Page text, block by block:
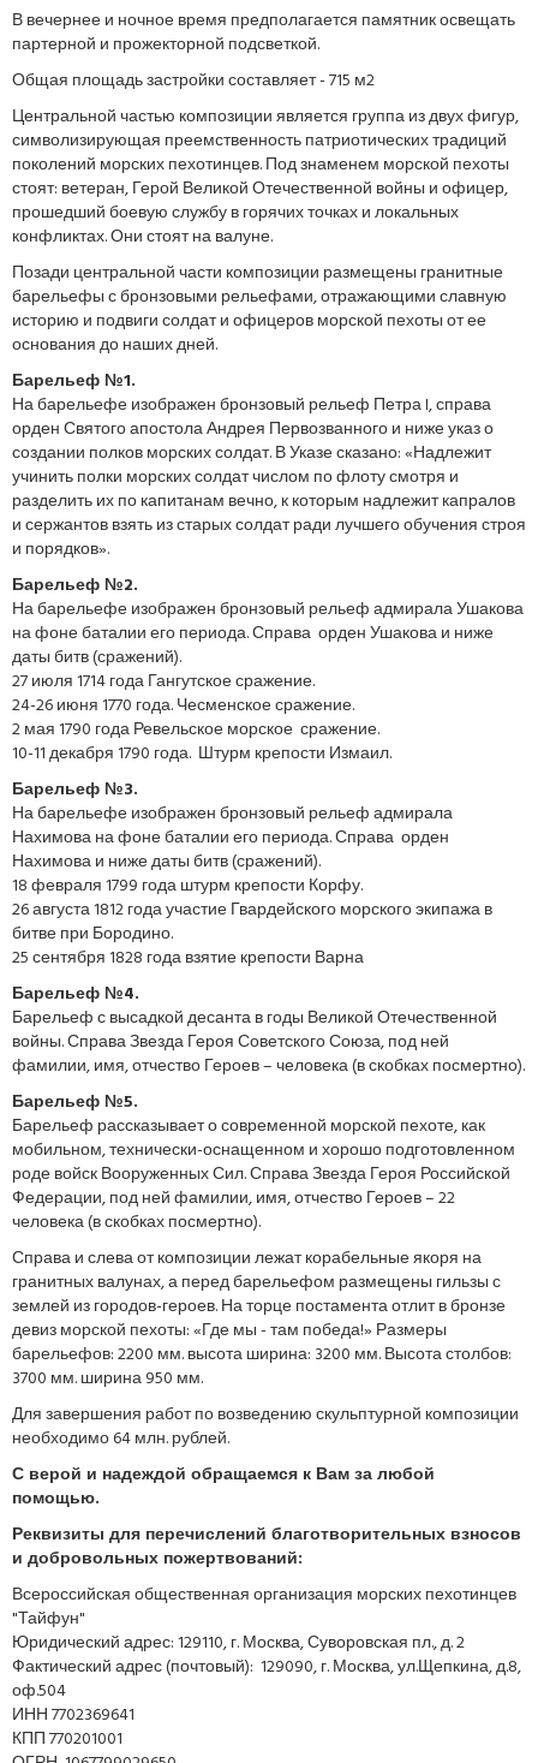
В вечернее и ночное время предполагается памятник освещать
партерной и прожекторной подсветкой.
Общая площадь застройки составляет - 715 м2
Центральной частью композиции является группа из двух фигур,
символизирующая преемственность патриотических традиций
поколений морских пехотинцев. Под знаменем морской пехоты
стоят: ветеран, Герой Великой Отечественной войны и офицер,
прошедший боевую службу в горячих точках и локальных
конфликтах. Они стоят на валуне.
Позади центральной части композиции размещены гранитные
барельефы с бронзовыми рельефами, отражающими славную
историю и подвиги солдат и офицеров морской пехоты от ее
основания до наших дней.
Барельеф №1.
На барельефе изображен бронзовый рельеф Петра I, справа
орден Святого апостола Андрея Первозванного и ниже указ о
создании полков морских солдат. В Указе сказано: «Надлежит
учинить полки морских солдат числом по флоту смотря и
разделить их по капитанам вечно, к которым надлежит капралов
и сержантов взять из старых солдат ради лучшего обучения строя
и порядков».
Барельеф №2.
На барельефе изображен бронзовый рельеф адмирала Ушакова
на фоне баталии его периода. Справа орден Ушакова и ниже
даты битв (сражений).
27 июля 1714 года Гангутское сражение.
24-26 июня 1770 года. Чесменское сражение.
2 мая 1790 года Ревельское морское сражение.
10-11 декабря 1790 года. Штурм крепости Измаил.
Барельеф №3.
На барельефе изображен бронзовый рельеф адмирала
Нахимова на фоне баталии его периода. Справа орден
Нахимова и ниже даты битв (сражений).
18 февраля 1799 года штурм крепости Корфу.
26 августа 1812 года участие Гвардейского морского экипажа в
битве при Бородино.
25 сентября 1828 года взятие крепости Варна
Барельеф №4.
Барельеф с высадкой десанта в годы Великой Отечественной
войны. Справа Звезда Героя Советского Союза, под ней
фамилии, имя, отчество Героев – человека (в скобках посмертно).
Барельеф №5.
Барельеф рассказывает о современной морской пехоте, как
мобильном, технически-оснащенном и хорошо подготовленном
роде войск Вооруженных Сил. Справа Звезда Героя Российской
Федерации, под ней фамилии, имя, отчество Героев – 22
человека (в скобках посмертно).
Справа и слева от композиции лежат корабельные якоря на
гранитных валунах, а перед барельефом размещены гильзы с
землей из городов-героев. На торце постамента отлит в бронзе
девиз морской пехоты: «Где мы - там победа!» Размеры
барельефов: 2200 мм. высота ширина: 3200 мм. Высота столбов:
3700 мм. ширина 950 мм.
Для завершения работ по возведению скульптурной композиции
необходимо 64 млн. рублей.
С верой и надеждой обращаемся к Вам за любой
помощью.
Реквизиты для перечислений благотворительных взносов
и добровольных пожертвований:
Всероссийская общественная организация морских пехотинцев
"Тайфун"
Юридический адрес: 129110, г. Москва, Суворовская пл., д. 2
Фактический адрес (почтовый): 129090, г. Москва, ул.Щепкина, д.8,
оф.504
ИНН 7702369641
КПП 770201001